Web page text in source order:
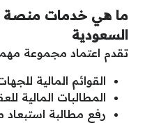
ما هي خدمات منصة
السعودية
تقدم اعتماد مجموعة
القوائم المالية
المطالبات المالية
رفع مطالبة